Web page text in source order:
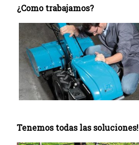
¿Como trabajamos?
Tenemos todas las soluciones!